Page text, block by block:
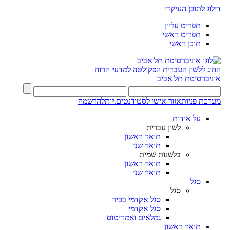
דילוג לתוכן העיקרי
תפריט עליון
תפריט ראשי
תוכן ראשי
החוג ללשון העברית הפקולטה למדעי הרוח
אוניברסיטת תל אביב
מערכת פניותאזור אישי לסטודנטים.יותלהרשמה
על אודות
לשון עברית
תואר ראשון
תואר שני
בלשנות שמית
תואר ראשון
תואר שני
סגל
סגל
סגל אקדמי בכיר
סגל אקדמי
גמלאים ואמריטוס
תואר ראשון